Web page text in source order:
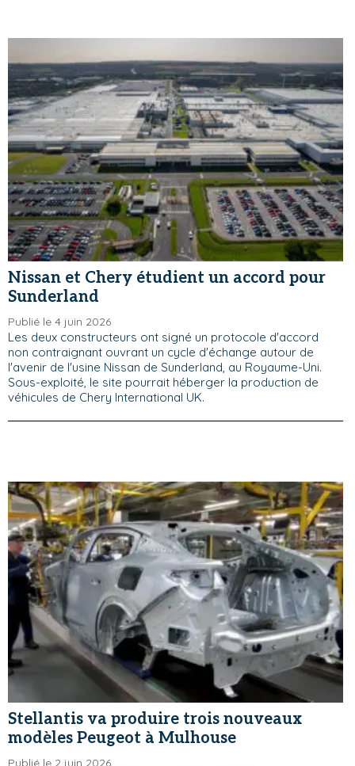
Nissan et Chery étudient un accord pour
Sunderland
Publié le 4 juin 2026
Les deux constructeurs ont signé un protocole d'accord
non contraignant ouvrant un cycle d'échange autour de
l'avenir de l'usine Nissan de Sunderland, au Royaume-Uni.
Sous-exploité, le site pourrait héberger la production de
véhicules de Chery International UK.
Stellantis va produire trois nouveaux
modèles Peugeot à Mulhouse
Publié le 2 juin 2026